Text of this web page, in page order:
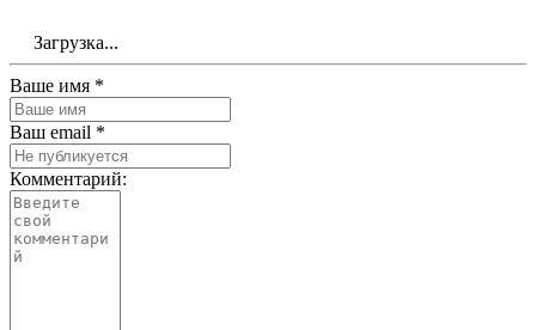
Загрузка...
Ваше имя *
Ваш email *
Комментарий: